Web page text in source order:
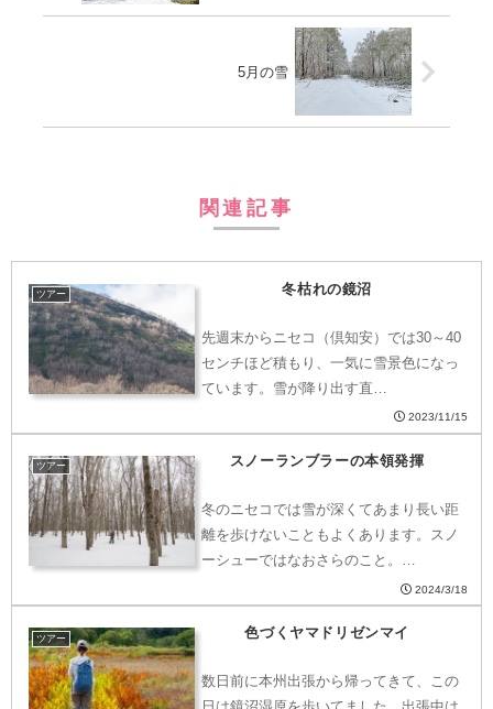
5月の雪
関連記事
ツアー 冬枯れの鏡沼
先週末からニセコ（倶知安）では30～40
センチほど積もり、一気に雪景色になっ
ています。雪が降り出す直…
2023/11/15
ツアー スノーランブラーの本領発揮
冬のニセコでは雪が深くてあまり長い距
離を歩けないこともよくあります。スノ
ーシューではなおさらのこと。…
2024/3/18
ツアー 色づくヤマドリゼンマイ
数日前に本州出張から帰ってきて、この